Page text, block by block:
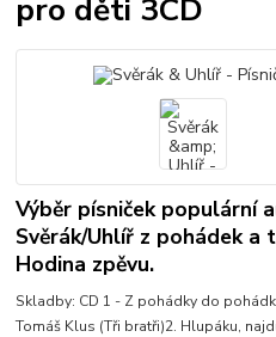
pro děti 3CD
Výběr písniček populární
Svěrák/Uhlíř z pohádek a
Hodina zpěvu.
Skladby: CD 1 - Z pohádky do
Tomáš Klus (Tři bratři)2. Hlupáku,